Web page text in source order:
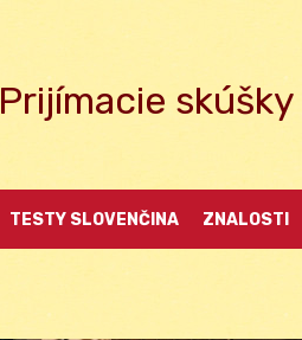
Prijímacie
TESTY SLOVENČINA ZNALOSTI